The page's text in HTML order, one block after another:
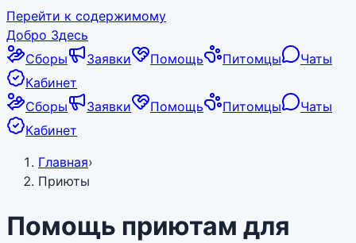
Перейти к содержимому
Добро Здесь
Сборы
Заявки Помощь Питомцы
Чаты
Кабинет
Сборы
Заявки Помощь Питомцы
Чаты
Кабинет
Главная›
Приюты
Помощь приютам для